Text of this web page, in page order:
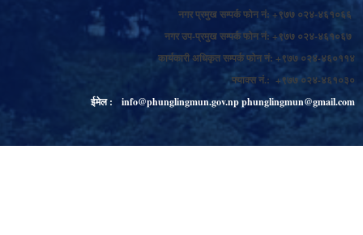
नगर प्रमुख सम्पर्क फोन नं: +९७७ ०२४-४६१०६६
नगर उप-प्रमुख सम्पर्क फोन नं: +९७७ ०२४-४६१०६७
कार्यकारी अधिकृत सम्पर्क फोन नं: +९७७ ०२४-४६०११४
फ्याक्स नं.: +९७७ ०२४-४६१०३०
ईमेल :
info@phunglingmun.gov.npphunglingmun@gmail.com